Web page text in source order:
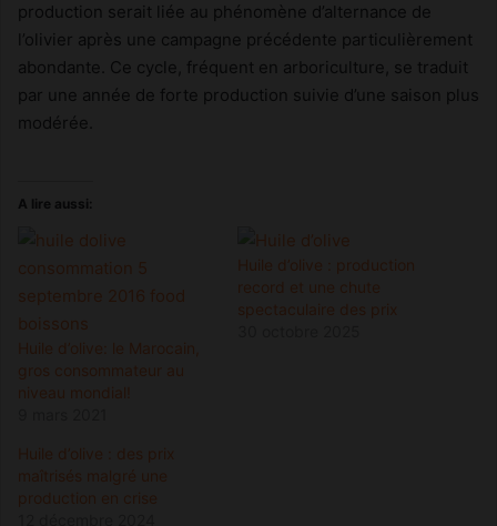
production serait liée au phénomène d’alternance de
l’olivier après une campagne précédente particulièrement
abondante. Ce cycle, fréquent en arboriculture, se traduit
par une année de forte production suivie d’une saison plus
modérée.
A lire aussi:
Huile d’olive: le Marocain,
gros consommateur au
niveau mondial!
Huile d’olive : production
record et une chute
spectaculaire des prix
Huile d’olive : des prix
maîtrisés malgré une
production en crise